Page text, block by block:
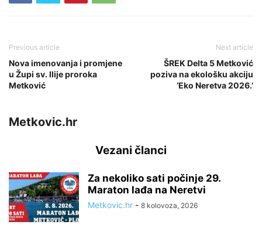
Previous article
Nova imenovanja i promjene
u Župi sv. Ilije proroka
Metković
Next article
ŠREK Delta 5 Metković
poziva na ekološku akciju
‘Eko Neretva 2026.’
Metkovic.hr
Vezani članci
Za nekoliko sati počinje 29.
Maraton lađa na Neretvi
Metkovic.hr - 8 kolovoza, 2026